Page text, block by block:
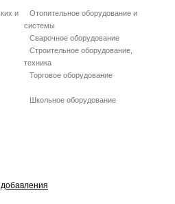
и
Отопительное оборудование и
системы
Сварочное оборудование
Строительное оборудование,
техника
Торговое оборудование
Школьное оборудование